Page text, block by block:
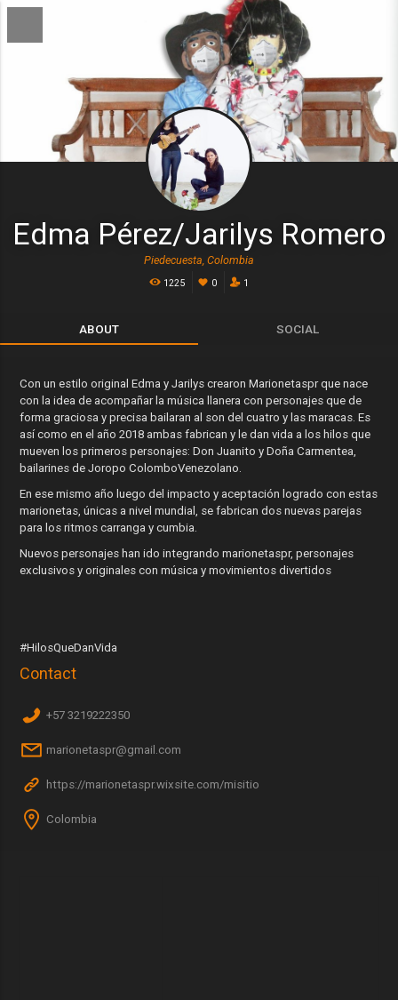
Edma Pérez/Jarilys Romero
Piedecuesta, Colombia
1225 0 1
ABOUT SOCIAL
Con un estilo original Edma y Jarilys crearon Marionetaspr que nace
con la idea de acompañar la música llanera con personajes que de
forma graciosa y precisa bailaran al son del cuatro y las maracas. Es
así como en el año 2018 ambas fabrican y le dan vida a los hilos que
mueven los primeros personajes: Don Juanito y Doña Carmentea,
bailarines de Joropo ColomboVenezolano.
En ese mismo año luego del impacto y aceptación logrado con estas
marionetas, únicas a nivel mundial, se fabrican dos nuevas parejas
para los ritmos carranga y cumbia.
​Nuevos personajes han ido integrando marionetaspr, personajes
exclusivos y originales con música y movimientos divertidos
#HilosQueDanVida
Contact
+57 3219222350
marionetaspr@gmail.com
https://marionetaspr.wixsite.com/misitio
Colombia